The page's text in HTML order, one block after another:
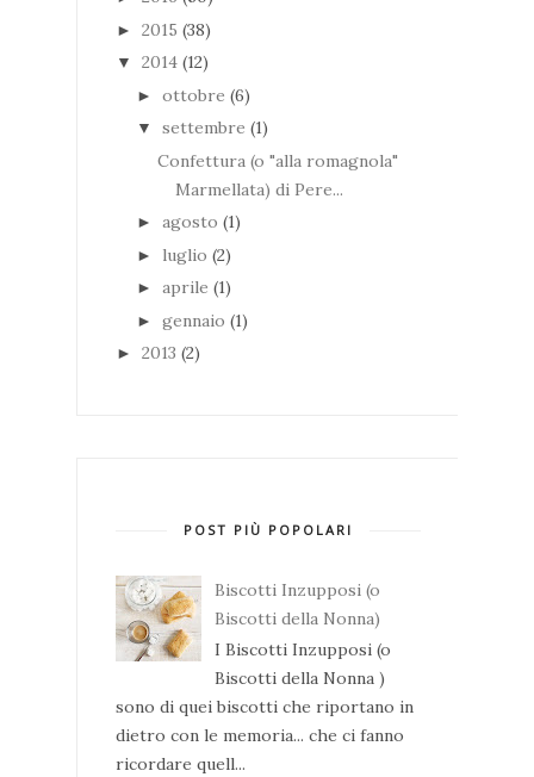
► 2015 (38)
▼ 2014 (12)
► ottobre (6)
▼ settembre (1)
Confettura (o "alla romagnola"
Marmellata) di Pere...
► agosto (1)
► luglio (2)
► aprile (1)
► gennaio (1)
► 2013 (2)
POST PIÙ POPOLARI
Biscotti Inzupposi (o
Biscotti della Nonna)
I Biscotti Inzupposi (o
Biscotti della Nonna )
sono di quei biscotti che riportano in
dietro con le memoria... che ci fanno
ricordare quell...